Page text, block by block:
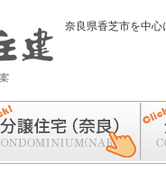
奈良県香芝市を中